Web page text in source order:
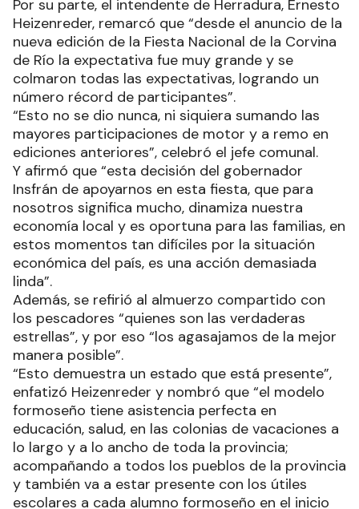
Por su parte, el intendente de Herradura, Ernesto
Heizenreder, remarcó que “desde el anuncio de la
nueva edición de la Fiesta Nacional de la Corvina
de Río la expectativa fue muy grande y se
colmaron todas las expectativas, logrando un
número récord de participantes”.
“Esto no se dio nunca, ni siquiera sumando las
mayores participaciones de motor y a remo en
ediciones anteriores”, celebró el jefe comunal.
Y afirmó que “esta decisión del gobernador
Insfrán de apoyarnos en esta fiesta, que para
nosotros significa mucho, dinamiza nuestra
economía local y es oportuna para las familias, en
estos momentos tan difíciles por la situación
económica del país, es una acción demasiada
linda”.
Además, se refirió al almuerzo compartido con
los pescadores “quienes son las verdaderas
estrellas”, y por eso “los agasajamos de la mejor
manera posible”.
“Esto demuestra un estado que está presente”,
enfatizó Heizenreder y nombró que “el modelo
formoseño tiene asistencia perfecta en
educación, salud, en las colonias de vacaciones a
lo largo y a lo ancho de toda la provincia;
acompañando a todos los pueblos de la provincia
y también va a estar presente con los útiles
escolares a cada alumno formoseño en el inicio